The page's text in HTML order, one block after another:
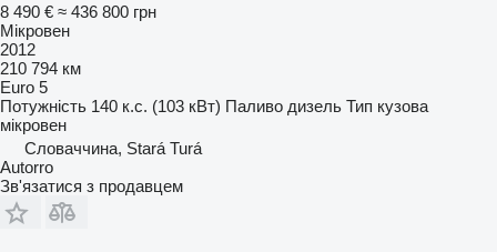
8 490 € ≈ 436 800 грн
Мікровен
2012
210 794 км
Euro 5
Потужність 140 к.с. (103 кВт) Паливо дизель Тип кузова
мікровен
Словаччина, Stará Turá
Autorro
Зв'язатися з продавцем